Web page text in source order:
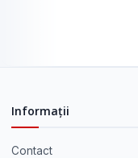
Informații
Contact